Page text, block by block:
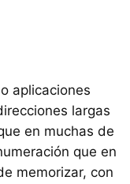
aplicaciones
largas
en muchas de
que en
memorizar, con